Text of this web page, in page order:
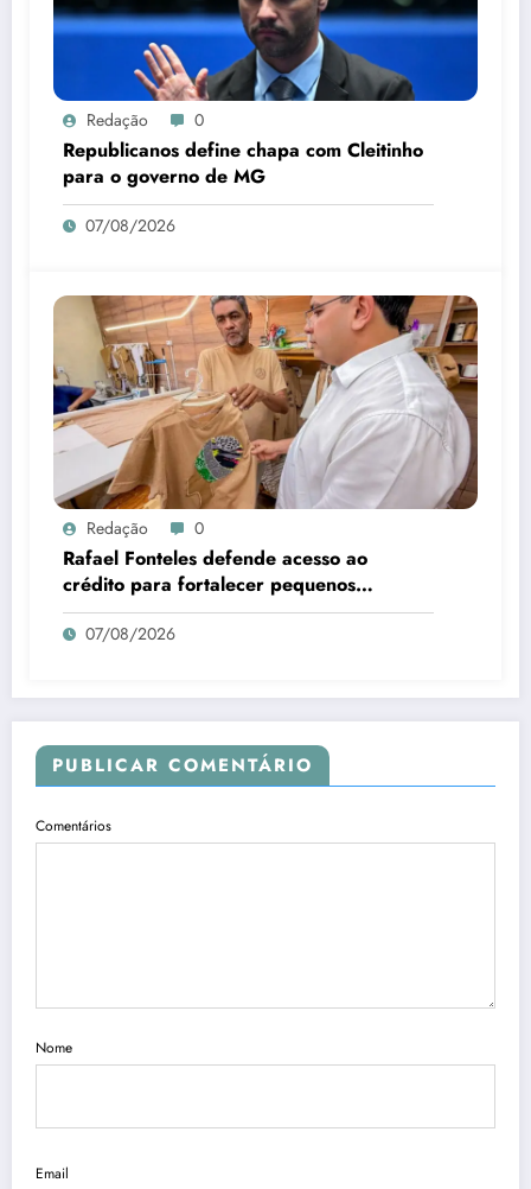
Redação 0
Republicanos define chapa com Cleitinho
para o governo de MG
07/08/2026
Redação 0
Rafael Fonteles defende acesso ao
crédito para fortalecer pequenos
negócios no Piauí
07/08/2026
PUBLICAR COMENTÁRIO
Comentários
Nome
Email